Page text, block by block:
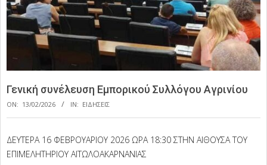
Γενική συνέλευση Εμπορικού Συλλόγου Αγρινίου
ON: 13/02/2026 IN: ΕΙΔΗΣΕΙΣ
ΔΕΥΤΕΡΑ 16 ΦΕΒΡΟΥΑΡΙΟΥ 2026 ΩΡΑ 18:30 ΣΤΗΝ ΑΙΘΟΥΣΑ ΤΟΥ
ΕΠΙΜΕΛΗΤΗΡΙΟΥ ΑΙΤΩΛΟΑΚΑΡΝΑΝΙΑΣ